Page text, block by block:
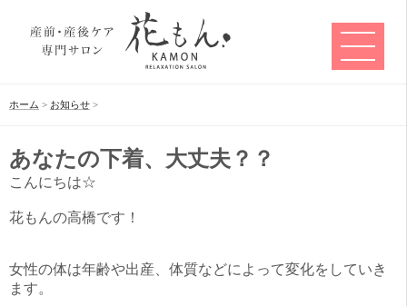
ホーム > お知らせ >
あなたの下着、大丈夫？？
こんにちは☆
花もんの高橋です！
女性の体は年齢や出産、体質などによって変化をしていき
ます。